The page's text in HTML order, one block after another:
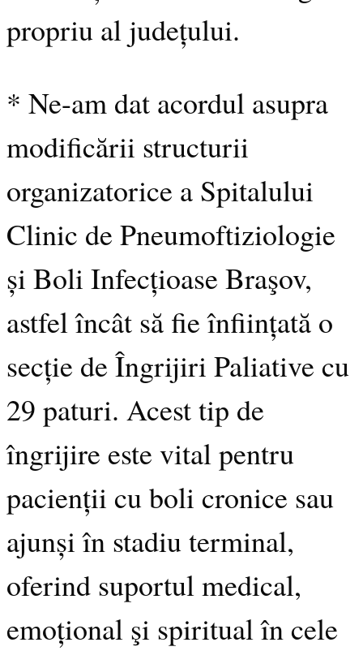
propriu al județului.
* Ne-am dat acordul asupra
modificării structurii
organizatorice a Spitalului
Clinic de Pneumoftiziologie
și Boli Infecțioase Braşov,
astfel încât să fie înființată o
secție de Îngrijiri Paliative cu
29 paturi. Acest tip de
îngrijire este vital pentru
pacienții cu boli cronice sau
ajunși în stadiu terminal,
oferind suportul medical,
emoțional şi spiritual în cele